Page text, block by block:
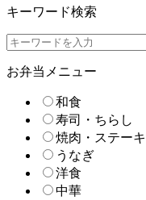
キーワード検索
お弁当メニュー
和食
寿司・ちらし
焼肉・ステーキ
うなぎ
洋食
中華